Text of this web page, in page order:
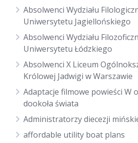
Absolwenci Wydziału
Uniwersytetu Jagiellońskiego
Absolwenci Wydziału
Uniwersytetu Łódzkiego
Absolwenci X Liceum
Królowej Jadwigi w Warszawie
Adaptacje filmowe powieści W
dookoła świata
Administratorzy diecezji
affordable utility boat plans